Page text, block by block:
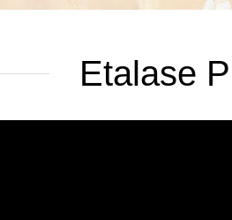
Etalase